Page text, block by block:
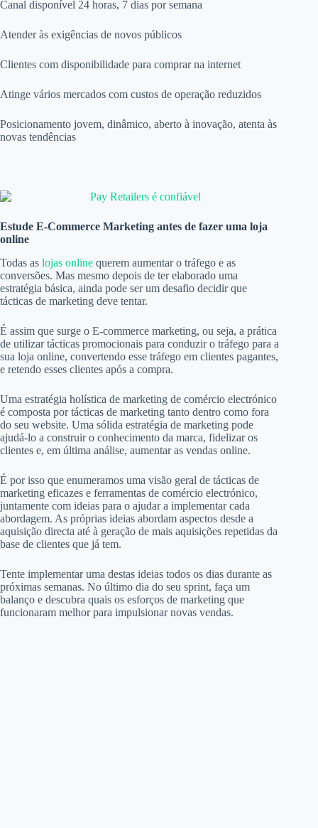
Canal disponível 24 horas, 7 dias por semana
Atender às exigências de novos públicos
Clientes com disponibilidade para comprar na internet
Atinge vários mercados com custos de operação reduzidos
Posicionamento jovem, dinâmico, aberto à inovação, atenta às
novas tendências
Estude E-Commerce Marketing antes de fazer uma loja
online
Todas as lojas online querem aumentar o tráfego e as
conversões. Mas mesmo depois de ter elaborado uma
estratégia básica, ainda pode ser um desafio decidir que
tácticas de marketing deve tentar.
É assim que surge o E-commerce marketing, ou seja, a prática
de utilizar tácticas promocionais para conduzir o tráfego para a
sua loja online, convertendo esse tráfego em clientes pagantes,
e retendo esses clientes após a compra.
Uma estratégia holística de marketing de comércio electrónico
é composta por tácticas de marketing tanto dentro como fora
do seu website. Uma sólida estratégia de marketing pode
ajudá-lo a construir o conhecimento da marca, fidelizar os
clientes e, em última análise, aumentar as vendas online.
É por isso que enumeramos uma visão geral de tácticas de
marketing eficazes e ferramentas de comércio electrónico,
juntamente com ideias para o ajudar a implementar cada
abordagem. As próprias ideias abordam aspectos desde a
aquisição directa até à geração de mais aquisições repetidas da
base de clientes que já tem.
Tente implementar uma destas ideias todos os dias durante as
próximas semanas. No último dia do seu sprint, faça um
balanço e descubra quais os esforços de marketing que
funcionaram melhor para impulsionar novas vendas.